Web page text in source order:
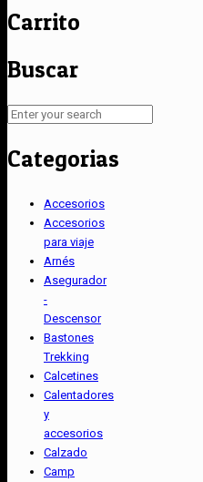
Carrito
Buscar
Categorias
Accesorios
Accesorios
para viaje
Arnés
Asegurador
-
Descensor
Bastones
Trekking
Calcetines
Calentadores
y
accesorios
Calzado
Camp